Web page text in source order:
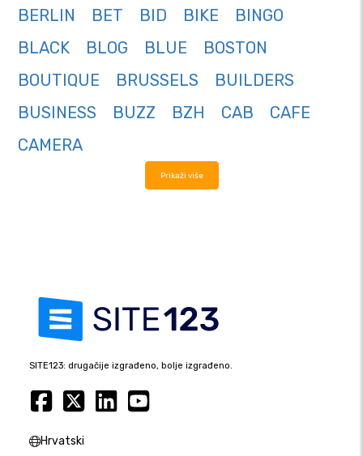
BERLIN
BET BID BIKE
BINGO
BLACK
BLOG BLUE
BOSTON
BOUTIQUE
BRUSSELS
BUILDERS
BUSINESS
BUZZ BZH CAB
CAFE
CAMERA
Prikaži više
SITE123: drugačije izgrađeno, bolje izgrađeno.
Hrvatski